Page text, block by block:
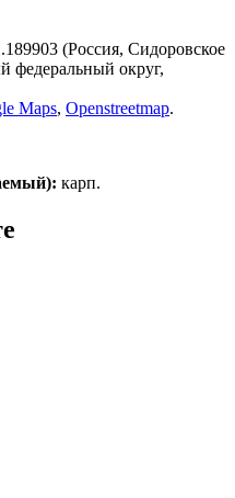
(Россия, Сидоровское
федеральный округ,
Maps, Openstreetmap.
карп.